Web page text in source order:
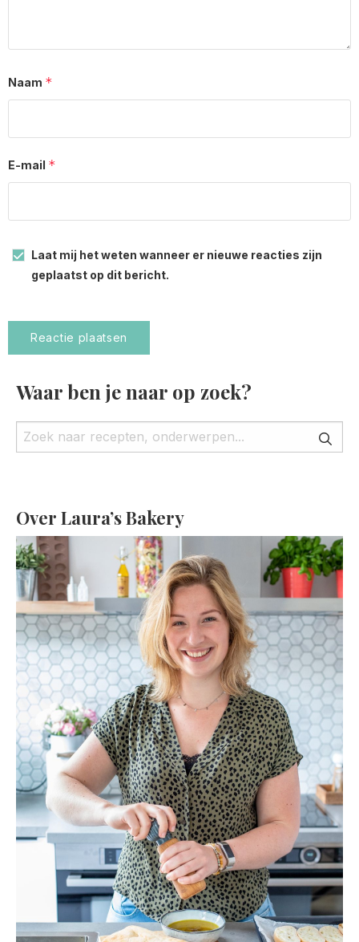
Naam *
E-mail *
Laat mij het weten wanneer er nieuwe reacties zijn
geplaatst op dit bericht.
Waar ben je naar op zoek?
Over Laura’s Bakery